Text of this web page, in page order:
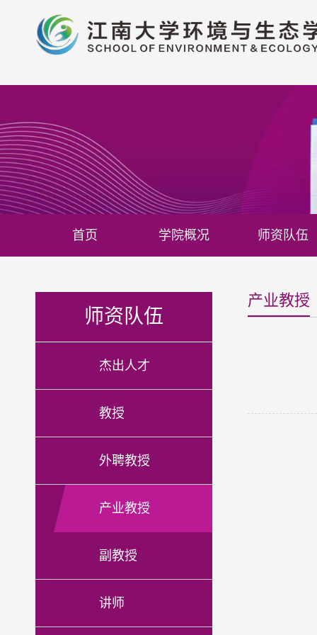
首页 学院概况 师资队伍
师资队伍
杰出人才
教授
外聘教授
产业教授
副教授
讲师
产业教授